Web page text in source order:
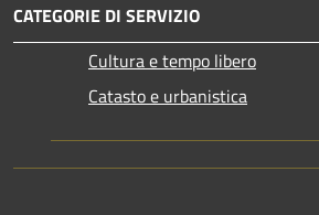
CATEGORIE DI SERVIZIO
Cultura e tempo libero
Catasto e urbanistica